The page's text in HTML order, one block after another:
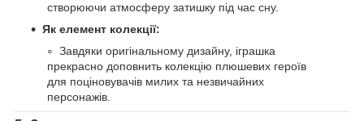
створюючи атмосферу затишку під час сну.
Як елемент колекції:
Завдяки оригінальному дизайну, іграшка
прекрасно доповнить колекцію плюшевих героїв
для поціновувачів милих та незвичайних
персонажів.